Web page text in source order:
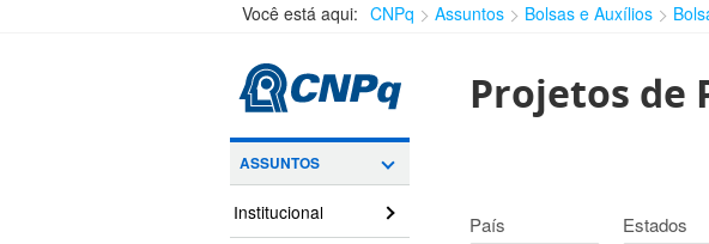
Você está aqui: CNPq Assuntos Bolsas e Auxílios
ASSUNTOS
Institucional
Projetos de
País Estados